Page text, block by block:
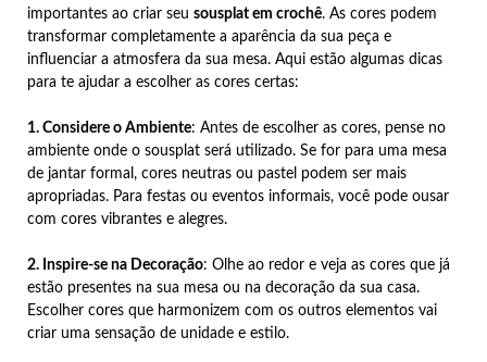
importantes ao criar seu sousplat em crochê. As cores podem
transformar completamente a aparência da sua peça e
influenciar a atmosfera da sua mesa. Aqui estão algumas dicas
para te ajudar a escolher as cores certas:
1. Considere o Ambiente: Antes de escolher as cores, pense no
ambiente onde o sousplat será utilizado. Se for para uma mesa
de jantar formal, cores neutras ou pastel podem ser mais
apropriadas. Para festas ou eventos informais, você pode ousar
com cores vibrantes e alegres.
2. Inspire-se na Decoração: Olhe ao redor e veja as cores que já
estão presentes na sua mesa ou na decoração da sua casa.
Escolher cores que harmonizem com os outros elementos vai
criar uma sensação de unidade e estilo.